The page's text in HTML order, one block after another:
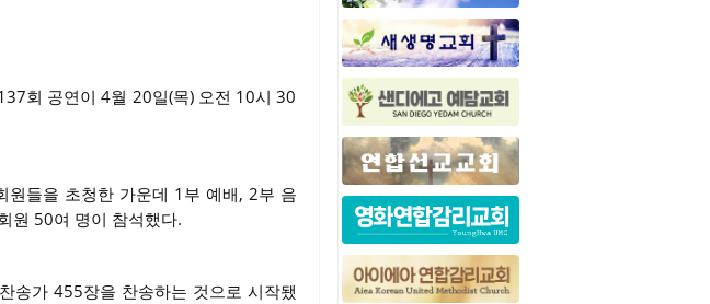
회 공연이 4월 20일(목) 오전 10시 30
원들을 초청한 가운데 1부 예배, 2부 음
원 50여 명이 참석했다.
송가 455장을 찬송하는 것으로 시작됐